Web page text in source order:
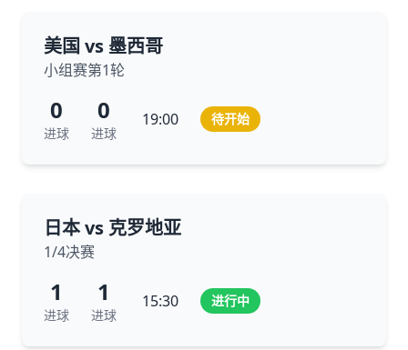
美国 vs 墨西哥
小组赛第1轮
0
进球
0
进球
19:00 待开始
日本 vs 克罗地亚
1/4决赛
1
进球
1
进球
15:30 进行中